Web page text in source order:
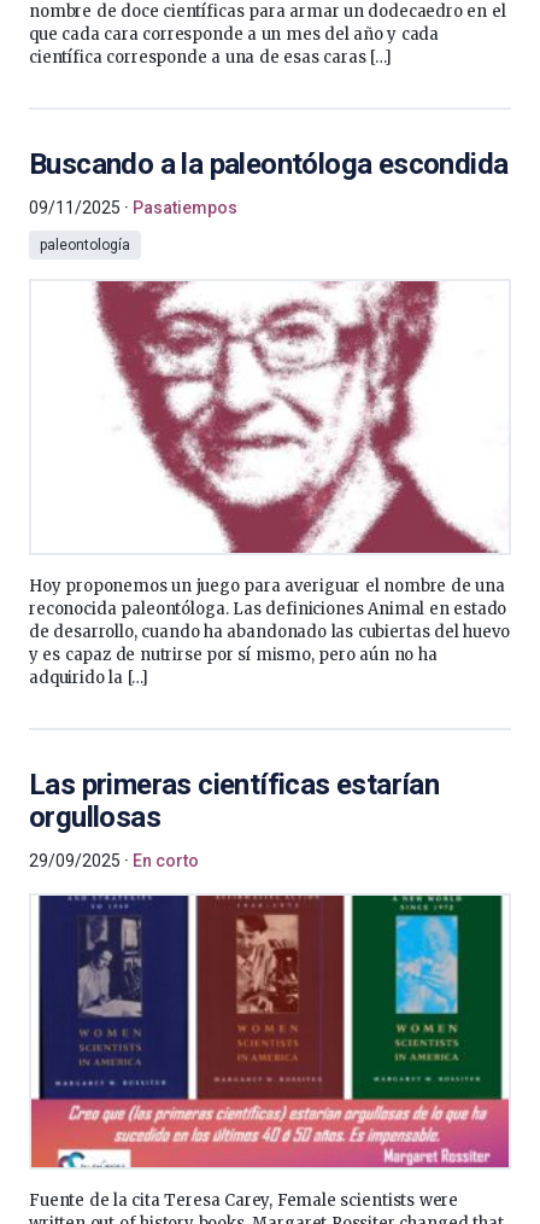
nombre de doce científicas para armar un dodecaedro en el
que cada cara corresponde a un mes del año y cada
científica corresponde a una de esas caras […]
Buscando a la paleontóloga escondida
09/11/2025 Pasatiempos
paleontología
Hoy proponemos un juego para averiguar el nombre de una
reconocida paleontóloga. Las definiciones Animal en estado
de desarrollo, cuando ha abandonado las cubiertas del huevo
y es capaz de nutrirse por sí mismo, pero aún no ha
adquirido la […]
Las primeras científicas estarían
orgullosas
29/09/2025 En corto
Fuente de la cita Teresa Carey, Female scientists were